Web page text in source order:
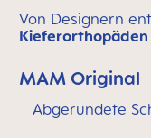
Von Designern
Kieferorthopäden
MAM Original
Abgerundete